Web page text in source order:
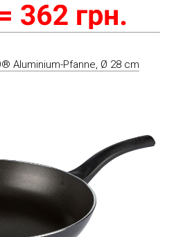
Aluminium-Pfanne, Ø 28 cm